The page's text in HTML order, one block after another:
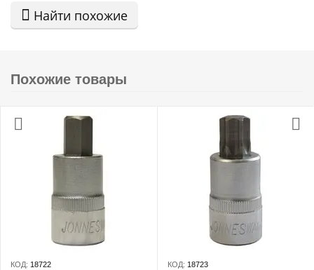
Найти похожие
Похожие товары
КОД: 18722 КОД: 18723